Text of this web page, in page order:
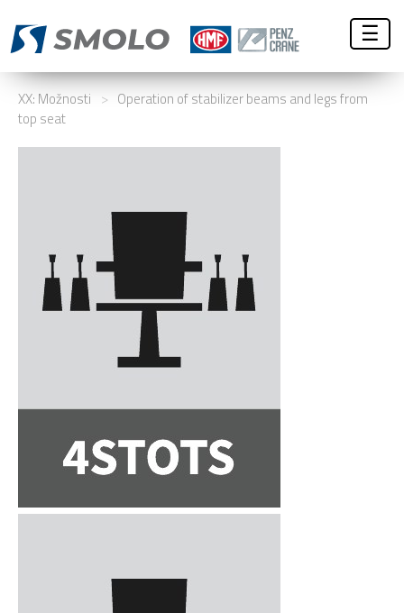
☰
XX: Možnosti > Operation of stabilizer beams and legs from
top seat